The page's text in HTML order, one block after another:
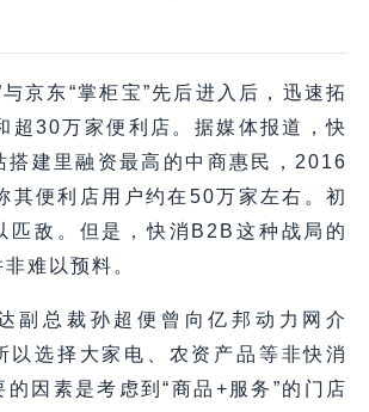
京东“掌柜宝”先后进入后，迅速拓
超30万家便利店。据媒体报道，快
搭建里融资最高的中商惠民，2016
其便利店用户约在50万家左右。初
匹敌。但是，快消B2B这种战局的
难以预料。
副总裁孙超便曾向亿邦动力网介
以选择大家电、农资产品等非快消
因素是考虑到“商品+服务”的门店